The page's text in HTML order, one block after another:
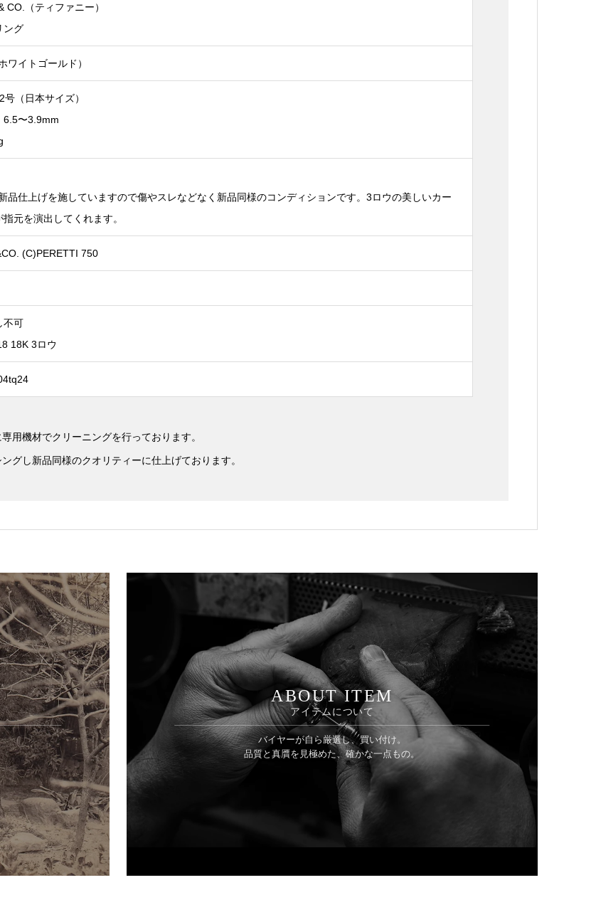
用機材でクリーニングを行っております。
グし新品同様のクオリティーに仕上げております。
CO.（ティファニー）
ング
ワイトゴールド）
（日本サイズ）
6.5〜3.9mm
品仕上げを施していますので傷やスレなどなく新品同様のコンディションです。3ロウの美しいカー
元を演出してくれます。
(C)PERETTI 750
不可
18K 3ロウ
ABOUT ITEM
アイテムについて
バイヤーが自ら厳選し、買い付け。
品質と真贋を見極めた、確かな一点もの。